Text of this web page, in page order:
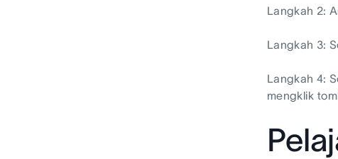
Langkah 2:
Langkah 3:
Langkah 4:
mengklik